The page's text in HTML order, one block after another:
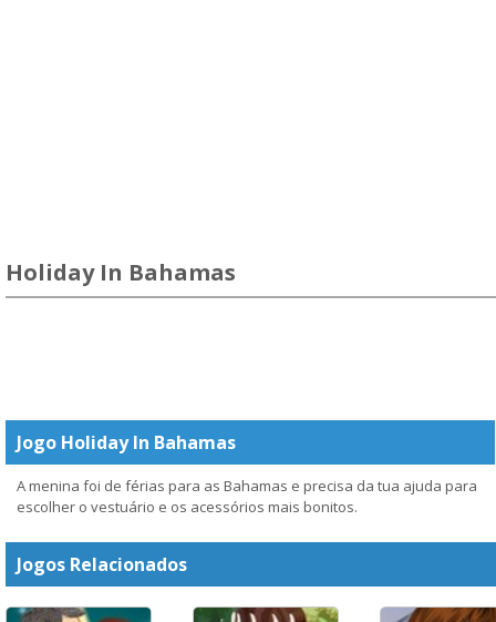
Holiday In Bahamas
Jogo Holiday In Bahamas
A menina foi de férias para as Bahamas e precisa da tua ajuda para
escolher o vestuário e os acessórios mais bonitos.
Jogos Relacionados